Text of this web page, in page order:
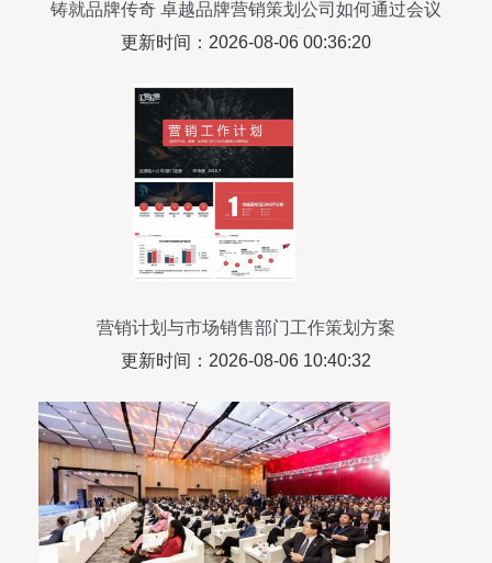
铸就品牌传奇 卓越品牌营销策划公司如何通过会议
与展览服务推动企业增长
更新时间：2026-08-06 00:36:20
营销计划与市场销售部门工作策划方案
更新时间：2026-08-06 10:40:32